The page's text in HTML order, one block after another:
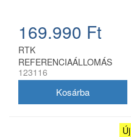
169.990 Ft
RTK
REFERENCIAÁLLOMÁS
123116
Új